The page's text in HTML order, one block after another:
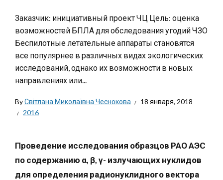
Заказчик: инициативный проект ЧЦ Цель: оценка
возможностей БПЛА для обследования угодий ЧЗО
Беспилотные летательные аппараты становятся
все популярнее в различных видах экологических
исследований, однако их возможности в новых
направлениях или...
ByСвітлана Миколаївна Чеснокова
18 января, 2018
2016
Проведение исследования образцов РАО АЭС
по содержанию α, β, γ- излучающих нуклидов
для определения радионуклидного вектора